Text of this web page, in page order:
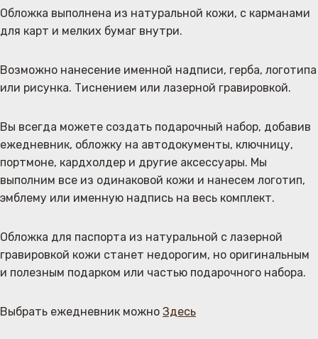
Обложка выполнена из натуральной кожи, с карманами
для карт и мелких бумаг внутри.
Возможно нанесение именной надписи, герба, логотипа
или рисунка. Тиснением или лазерной гравировкой.
Вы всегда можете создать подарочный набор, добавив
ежедневник, обложку на автодокументы, ключницу,
портмоне, кардхолдер и другие аксессуары. Мы
выполним все из одинаковой кожи и нанесем логотип,
эмблему или именную надпись на весь комплект.
Обложка для паспорта из натуральной с лазерной
гравировкой кожи станет недорогим, но оригинальным
и полезным подарком или частью подарочного набора.
Выбрать ежедневник можно Здесь